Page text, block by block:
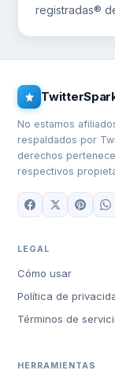
registradas®
No estamos
respaldados por
derechos
respectivos
LEGAL
Cómo usar
Política de
Términos de
HERRAMIENTAS